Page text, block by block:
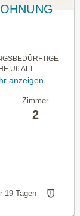
NÄHE
U6 ALT-
anzeigen
Zimmer
2
19 Tagen